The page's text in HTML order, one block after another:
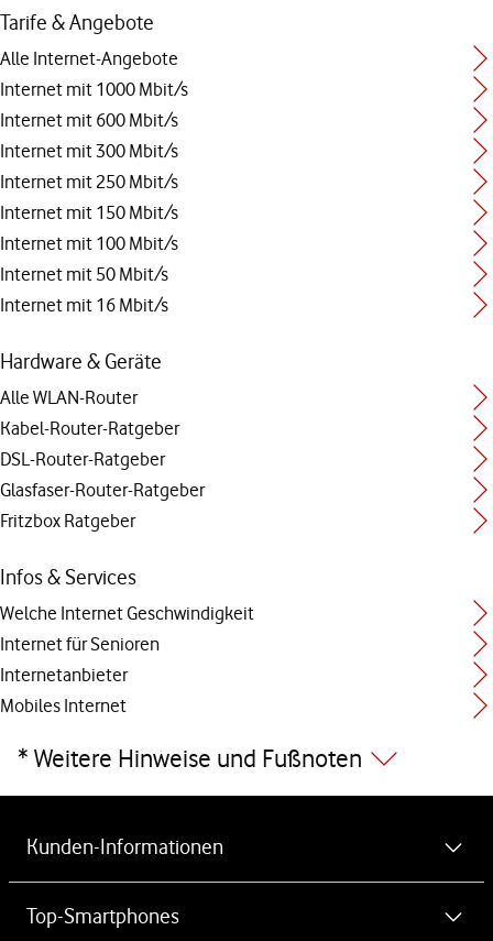
Tarife & Angebote
Alle Internet-Angebote
Internet mit 1000 Mbit/s
Internet mit 600 Mbit/s
Internet mit 300 Mbit/s
Internet mit 250 Mbit/s
Internet mit 150 Mbit/s
Internet mit 100 Mbit/s
Internet mit 50 Mbit/s
Internet mit 16 Mbit/s
Hardware & Geräte
Alle WLAN-Router
Kabel-Router-Ratgeber
DSL-Router-Ratgeber
Glasfaser-Router-Ratgeber
Fritzbox Ratgeber
Infos & Services
Welche Internet Geschwindigkeit
Internet für Senioren
Internetanbieter
Mobiles Internet
* Weitere Hinweise und Fußnoten
Kunden-Informationen
MeinVodafone-App kostenlos herunterladen
Top-Smartphones